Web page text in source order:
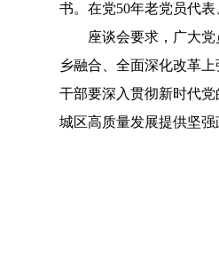
书。在党50年老党员代
座谈会要求，广大党员
乡融合、全面深化改革
干部要深入贯彻新时代
城区高质量发展提供坚强